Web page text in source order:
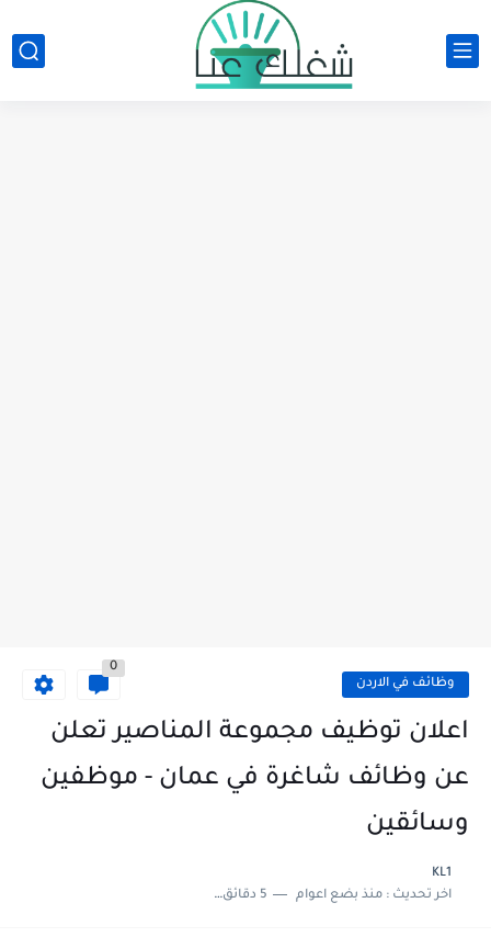
وظائف في الاردن
0
اعلان توظيف مجموعة المناصير تعلن
عن وظائف شاغرة في عمان - موظفين
وسائقين
KL1
اخر تحديث :منذ بضع اعوام 5 دقائق للقراءة